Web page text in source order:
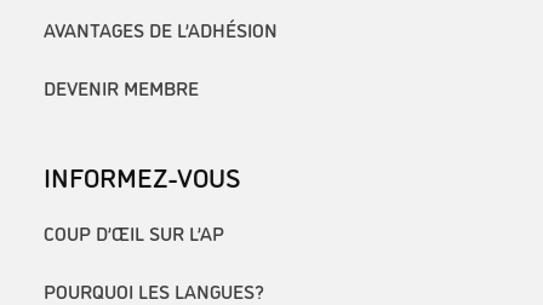
AVANTAGES DE L’ADHÉSION
DEVENIR MEMBRE
INFORMEZ-VOUS
COUP D’ŒIL SUR L’AP
POURQUOI LES LANGUES?